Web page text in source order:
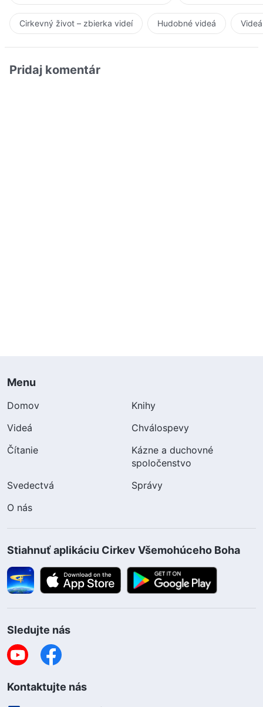
Cirkevný život – zbierka videí Hudobné videá
Pridaj komentár
Menu
Domov
Knihy
Videá
Chválospevy
Čítanie
Kázne a duchovné
spoločenstvo
Svedectvá
Správy
O nás
Stiahnuť aplikáciu Cirkev Všemohúceho Boha
Sledujte nás
Kontaktujte nás